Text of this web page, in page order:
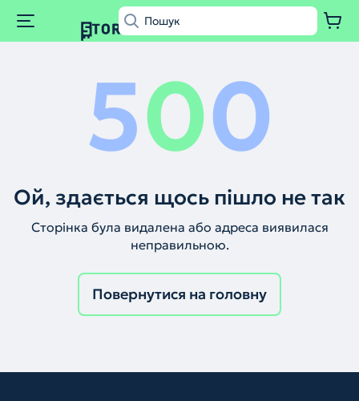
500
Ой, здається щось пішло не так
Сторінка була видалена або адреса виявилася
неправильною.
Повернутися на головну